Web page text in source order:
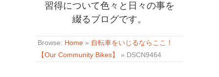
習得について色々と日々の事を
綴るブログです。
Browse: Home » 自転車をいじるならここ！
【Our Community Bikes】
» DSCN9464